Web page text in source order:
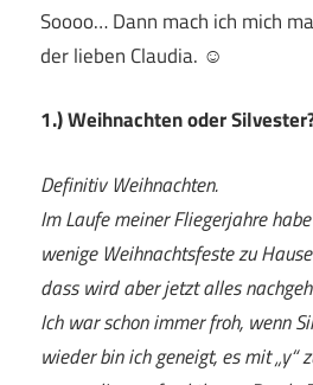
Soooo… Dann mach ich mich
der lieben Claudia. ☺
1.) Weihnachten oder
Definitiv Weihnachten.
Im Laufe meiner Fliegerjahre
wenige Weihnachtsfeste zu
dass wird aber jetzt alles
Ich war schon immer froh, wenn
wieder bin ich geneigt, es mit „y“